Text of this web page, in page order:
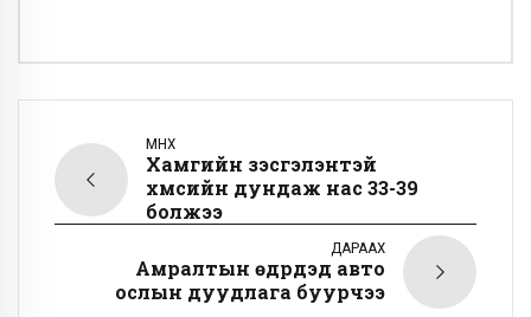
ӨМНӨХ
Хамгийн үзэсгэлэнтэй
хүмүүсийн дундаж нас 33-39
болжээ
ДАРААХ
Амралтын өдрүүдэд авто
ослын дуудлага буурчээ